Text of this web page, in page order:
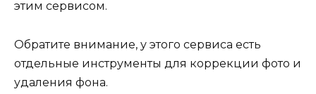
этим сервисом.
Обратите внимание, у этого сервиса есть
отдельные инструменты для коррекции фото и
удаления фона.